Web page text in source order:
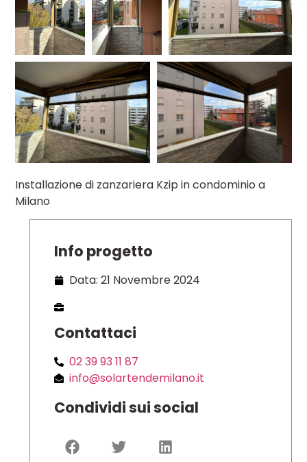
Installazione di zanzariera Kzip in condominio a
Milano
Info progetto
Data: 21 Novembre 2024
Contattaci
02 39 93 11 87
info@solartendemilano.it
Condividi sui social